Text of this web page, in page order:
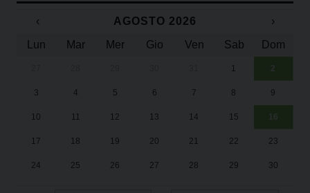
‹ AGOSTO 2026
›
Lun
Mar Mer Gio Ven Sab Dom
1 2
3 4 5 6 7 8 9
10 11 12 13 14 15 16
17 18 19 20 21 22 23
24 25 26 27 28 29 30